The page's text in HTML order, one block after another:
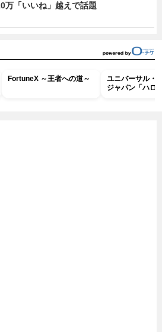
万「いいね」越えで話題
FortuneX ～王者への道～
ユニバーサル・
ジャパン「ハロ